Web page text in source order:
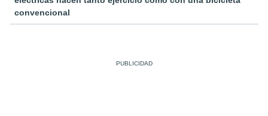
convencional